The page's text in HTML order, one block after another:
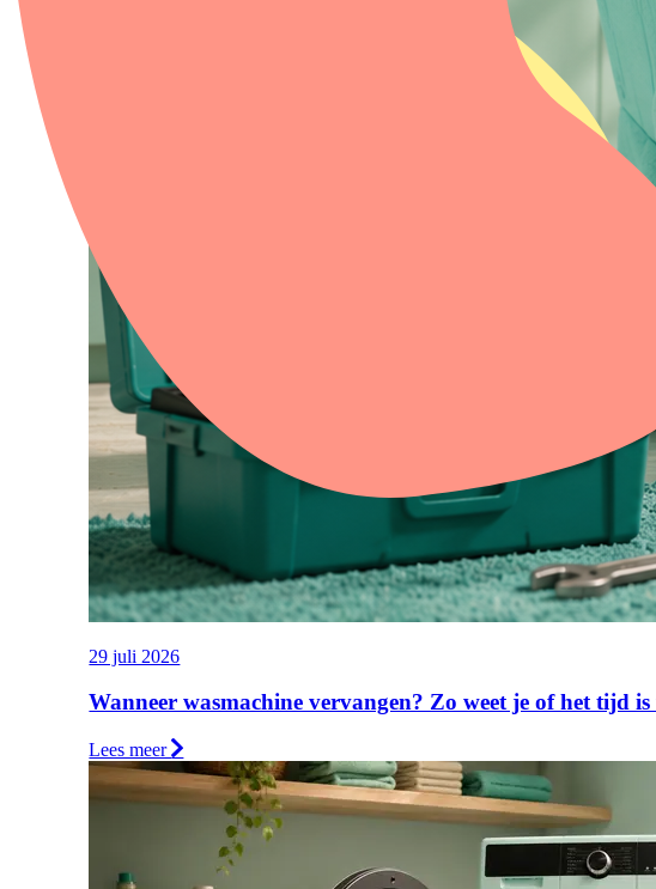
29 juli 2026
Wanneer wasmachine vervangen? Zo weet je of het tijd is
Lees meer